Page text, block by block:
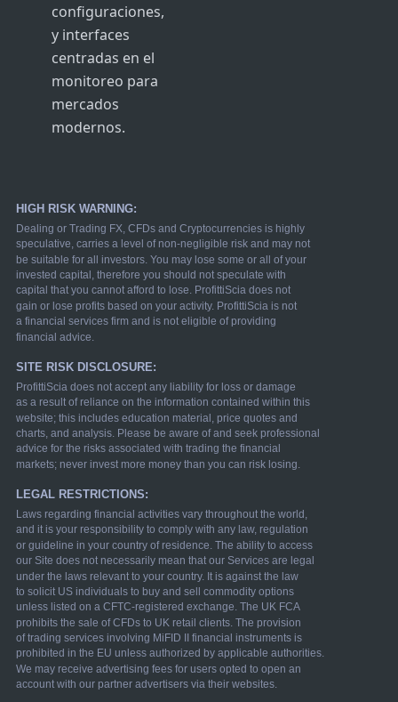
configuraciones,
y interfaces
centradas en el
monitoreo para
mercados
modernos.